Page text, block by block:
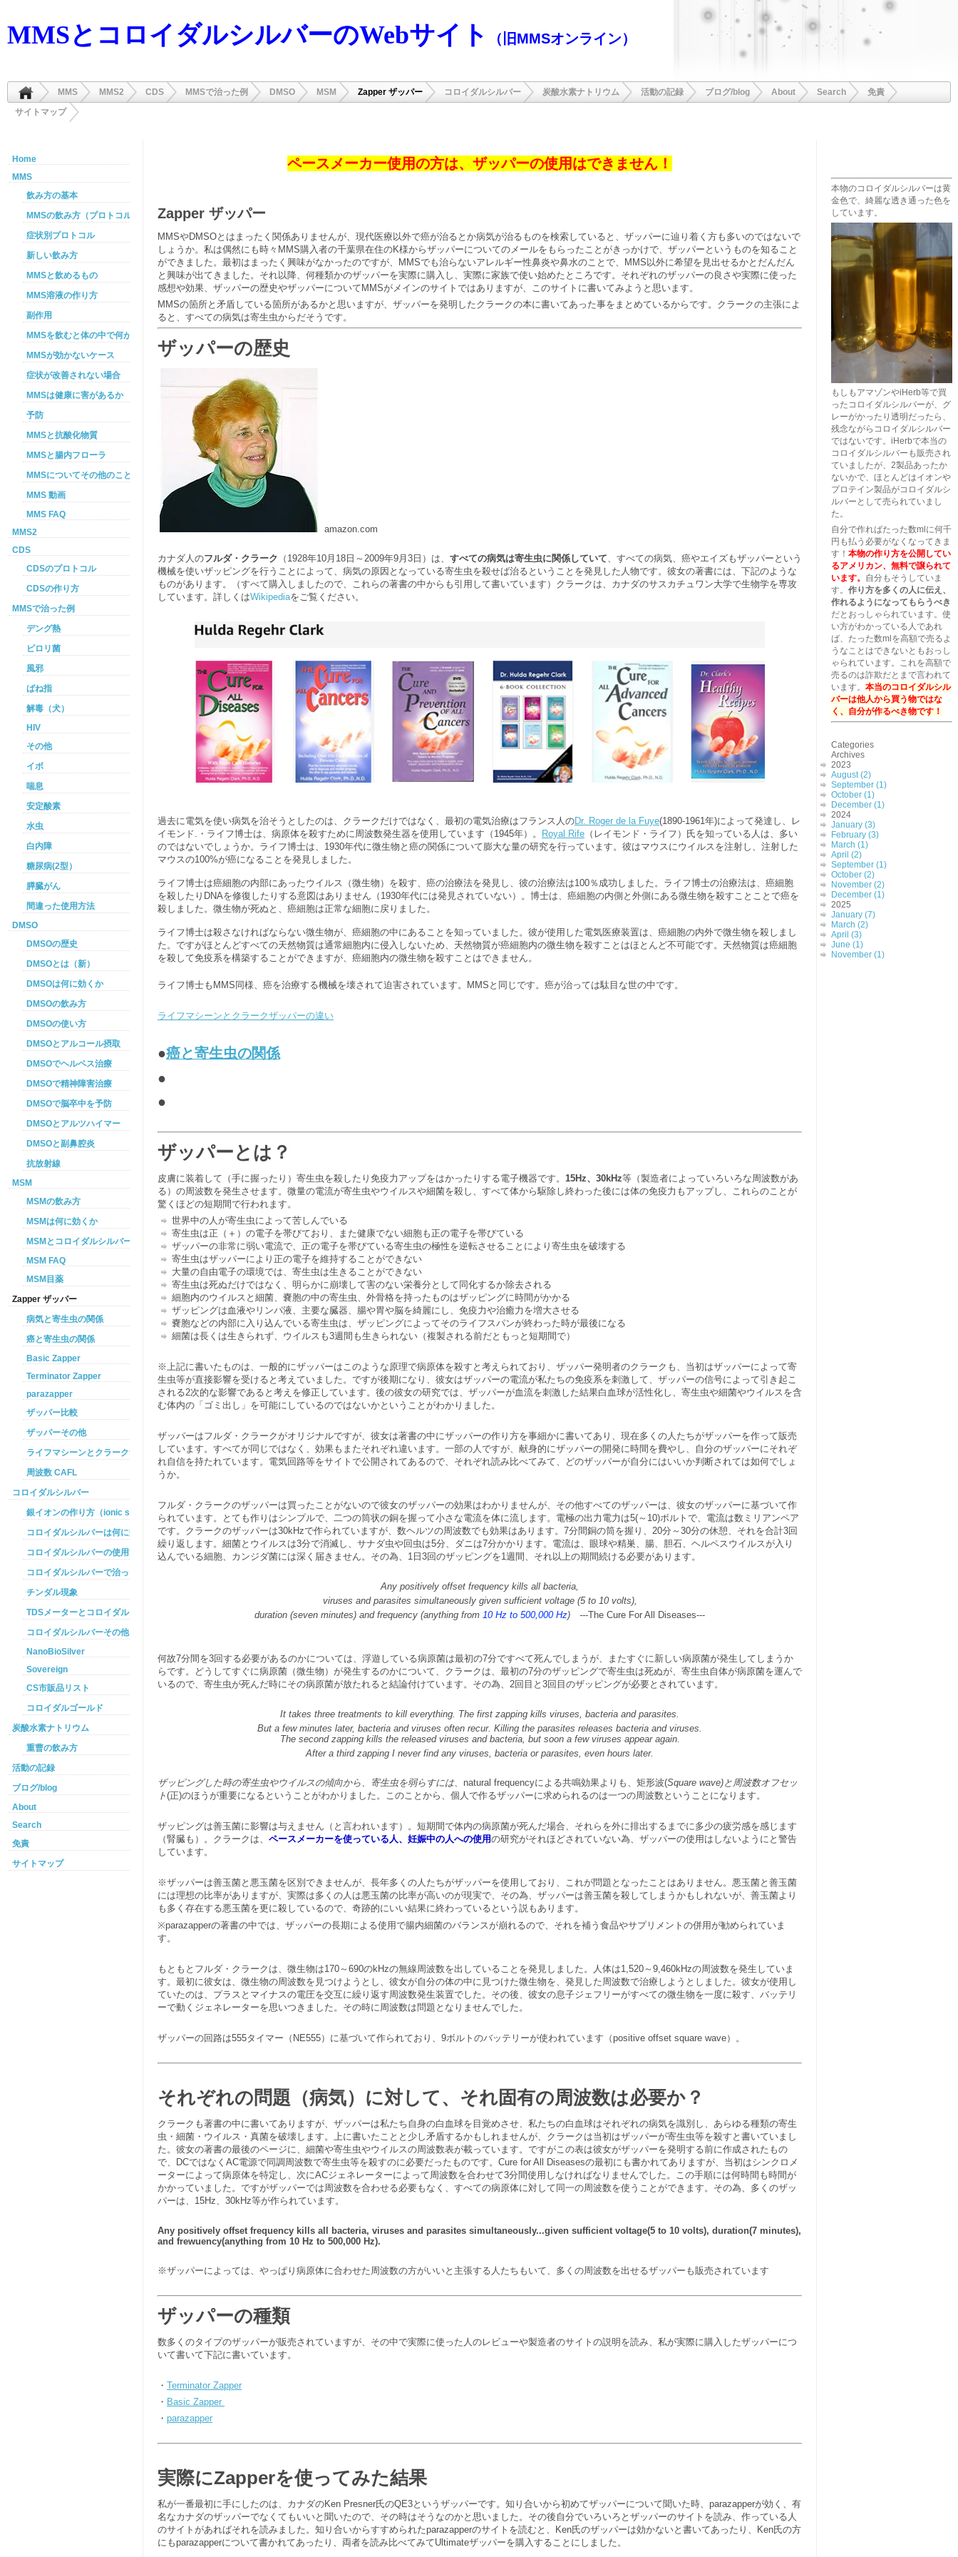
MMSとコロイダルシルバーのWebサイト （旧MMSオンライン）
MMS MMS2 CDS MMSで治った例 DMSO MSM Zapper ザッパー コロイダルシルバー 炭酸水素ナトリウム 活動の記録 ブログ/blog About Search
免責
サイトマップ
ペースメーカー使用の方は、ザッパーの使用はできません！
Zapper ザッパー
MMSやDMSOとはまったく関係ありませんが、現代医療以外で癌が治るとか病気が治るものを検索していると、ザッパーに辿り着く方も多いのではないで
しょうか。私は偶然にも時々MMS購入者の千葉県在住のK様からザッパーについてのメールをもらったことがきっかけで、ザッパーというものを知ること
ができました。最初はまったく興味がなかったのですが、MMSでも治らないアレルギー性鼻炎や鼻水のことで、MMS以外に希望を見出せるかとだんだん
と興味が出てきました。それ以降、何種類かのザッパーを実際に購入し、実際に家族で使い始めたところです。それぞれのザッパーの良さや実際に使った
感想や効果、ザッパーの歴史やザッパーについてMMSがメインのサイトではありますが、このサイトに書いてみようと思います。
MMSの箇所と矛盾している箇所があるかと思いますが、ザッパーを発明したクラークの本に書いてあった事をまとめているからです。クラークの主張によ
ると、すべての病気は寄生虫からだそうです。
ザッパーの歴史
amazon.com
カナダ人のフルダ・クラーク （1928年10月18日～2009年9月3日）は、 すべての病気は寄生虫に関係していて、すべての病気、癌やエイズもザッパーという
機械を使いザッピングを行うことによって、病気の原因となっている寄生虫を殺せば治るということを発見した人物です。彼女の著書には、下記のような
ものがあります。（すべて購入しましたので、これらの著書の中からも引用して書いています）クラークは、カナダのサスカチュワン大学で生物学を専攻
しています。詳しくはWikipediaをご覧ください。
過去に電気を使い病気を治そうとしたのは、クラークだけではなく、最初の電気治療はフランス人のDr. Roger de la Fuye(1890-1961年)によって発達し、レ
イモンド.・ライフ博士は、病原体を殺すために周波数発生器を使用しています（1945年）。
Royal Rife （レイモンド・ライフ）氏を知っている人は、多い
のではないでしょうか。ライフ博士は、1930年代に微生物と癌の関係について膨大な量の研究を行っています。彼はマウスにウイルスを注射し、注射した
マウスの100%が癌になることを発見しました。
ライフ博士は癌細胞の内部にあったウイルス（微生物）を殺す、癌の治療法を発見し、彼の治療法は100％成功しました。ライフ博士の治療法は、癌細胞
を殺したりDNAを修復したりする意図はありません（1930年代には発見されていない）。博士は、癌細胞の内側と外側にある微生物を殺すことことで癌を
殺しました。微生物が死ぬと、癌細胞は正常な細胞に戻りました。
ライフ博士は殺さなければならない微生物が、癌細胞の中にあることを知っていました。彼が使用した電気医療装置は、癌細胞の内外で微生物を殺しまし
た。ですがほとんどすべての天然物質は通常細胞内に侵入しないため、天然物質が癌細胞内の微生物を殺すことはほとんど不可能です。天然物質は癌細胞
を殺して免疫系を構築することができますが、癌細胞内の微生物を殺すことはできません。
ライフ博士もMMS同様、癌を治療する機械を壊されて迫害されています。MMSと同じです。癌が治っては駄目な世の中です。
ライフマシーンとクラークザッパーの違い
●癌と寄生虫の関係
●
●
ザッパーとは？
皮膚に装着して（手に握ったり）寄生虫を殺したり免疫力アップをはかったりする電子機器です。 15Hz、30kHz等（製造者によっていろいろな周波数があ
る）の周波数を発生させます。微量の電流が寄生虫やウイルスや細菌を殺し、すべて体から駆除し終わった後には体の免疫力もアップし、これらのことが
驚くほどの短期間で行われます。
世界中の人が寄生虫によって苦しんでいる
寄生虫は正（＋）の電子を帯びており、また健康でない細胞も正の電子を帯びている
ザッパーの非常に弱い電流で、正の電子を帯びている寄生虫の極性を逆転させることにより寄生虫を破壊する
寄生虫はザッパーにより正の電子を維持することができない
大量の自由電子の環境では、寄生虫は生きることができない
寄生虫は死ぬだけではなく、明らかに崩壊して害のない栄養分として同化するか除去される
細胞内のウイルスと細菌、嚢胞の中の寄生虫、外骨格を持ったものはザッピングに時間がかかる
ザッピングは血液やリンパ液、主要な臓器、腸や胃や脳を綺麗にし、免疫力や治癒力を増大させる
嚢胞などの内部に入り込んでいる寄生虫は、ザッピングによってそのライフスパンが終わった時が最後になる
細菌は長くは生きられず、ウイルスも3週間も生きられない（複製される前だともっと短期間で）
※上記に書いたものは、一般的にザッパーはこのような原理で病原体を殺すと考えられており、ザッパー発明者のクラークも、当初はザッパーによって寄
生虫等が直接影響を受けると考えていました。ですが後期になり、彼女はザッパーの電流が私たちの免疫系を刺激して、ザッパーの信号によって引き起こ
される2次的な影響であると考えを修正しています。後の彼女の研究では、ザッパーが血流を刺激した結果白血球が活性化し、寄生虫や細菌やウイルスを含
む体内の「ゴミ出し」を可能にしているのではないかということがわかりました。
ザッパーはフルダ・クラークがオリジナルですが、彼女は著書の中にザッパーの作り方を事細かに書いてあり、現在多くの人たちがザッパーを作って販売
しています。すべてが同じではなく、効果もまたそれぞれ違います。一部の人ですが、献身的にザッパーの開発に時間を費やし、自分のザッパーにそれぞ
れ自信を持たれています。電気回路等をサイトで公開されてあるので、それぞれ読み比べてみて、どのザッパーが自分にはいいか判断されては如何でしょ
うか。
フルダ・クラークのザッパーは買ったことがないので彼女のザッパーの効果はわかりませんが、その他すべてのザッパーは、彼女のザッパーに基づいて作
られています。とても作りはシンプルで、二つの筒状の銅を握って小さな電流を体に流します。電極の出力電力は5(～10)ボルトで、電流は数ミリアンペア
です。クラークのザッパーは30kHzで作られていますが、数ヘルツの周波数でも効果はあります。7分間銅の筒を握り、20分～30分の休憩、それを合計3回
繰り返します。細菌とウイルスは3分で消滅し、サナダ虫や回虫は5分、ダニは7分かかります。電流は、眼球や精巣、腸、胆石、ヘルペスウイルスが入り
込んでいる細胞、カンジダ菌には深く届きません。その為、1日3回のザッピングを1週間、それ以上の期間続ける必要があります。
Any positively offset frequency kills all bacteria,
viruses and parasites simultaneously given sufficient voltage (5 to 10 volts),
duration (seven minutes) and frequency (anything from 10 Hz to 500,000 Hz) ---The Cure For All Diseases---
何故7分間を3回する必要があるのかについては、浮遊している病原菌は最初の7分ですべて死んでしまうが、またすぐに新しい病原菌が発生してしまうか
らです。どうしてすぐに病原菌（微生物）が発生するのかについて、クラークは、最初の7分のザッピングで寄生虫は死ぬが、寄生虫自体が病原菌を運んで
いるので、寄生虫が死んだ時にその病原菌が放たれると結論付けています。その為、2回目と3回目のザッピングが必要とされています。
It takes three treatments to kill everything. The first zapping kills viruses, bacteria and parasites.
But a few minutes later, bacteria and viruses often recur. Killing the parasites releases bacteria and viruses.
The second zapping kills the released viruses and bacteria, but soon a few viruses appear again.
After a third zapping I never find any viruses, bacteria or parasites, even hours later.
ザッピングした時の寄生虫やウイルスの傾向から、寄生虫を弱らすには、 natural frequencyによる共鳴効果よりも、矩形波(Square wave)と周波数オフセッ
ト(正)のほうが重要になるということがわかりました。このことから、個人で作るザッパーに求められるのは一つの周波数ということになります。
ザッピングは善玉菌に影響は与えません（と言われいます）。短期間で体内の病原菌が死んだ場合、それらを外に排出するまでに多少の疲労感を感じます
（腎臓も）。クラークは、 ペースメーカーを使っている人、妊娠中の人への使用の研究がそれほどされていない為、ザッパーの使用はしないようにと警告
しています。
※ザッパーは善玉菌と悪玉菌を区別できませんが、長年多くの人たちがザッパーを使用しており、これが問題となったことはありません。悪玉菌と善玉菌
には理想の比率がありますが、実際は多くの人は悪玉菌の比率が高いのが現実で、その為、ザッパーは善玉菌を殺してしまうかもしれないが、善玉菌より
も多く存在する悪玉菌を更に殺しているので、奇跡的にいい結果に終わっているという説もあります。
※parazapperの著書の中では、ザッパーの長期による使用で腸内細菌のバランスが崩れるので、それを補う食品やサプリメントの併用が勧められていま
す。
もともとフルダ・クラークは、微生物は170～690のkHzの無線周波数を出していることを発見しました。人体は1,520～9,460kHzの周波数を発生していま
す。最初に彼女は、微生物の周波数を見つけようとし、彼女が自分の体の中に見つけた微生物を、発見した周波数で治療しようとしました。彼女が使用し
ていたのは、プラスとマイナスの電圧を交互に繰り返す周波数発生装置でした。その後、彼女の息子ジェフリーがすべての微生物を一度に殺す、バッテリ
ーで動くジェネレーターを思いつきました。その時に周波数は問題となりませんでした。
ザッパーの回路は555タイマー（NE555）に基づいて作られており、9ボルトのバッテリーが使われています（positive offset square wave）。
それぞれの問題（病気）に対して、それ固有の周波数は必要か？
クラークも著書の中に書いてありますが、ザッパーは私たち自身の白血球を目覚めさせ、私たちの白血球はそれぞれの病気を識別し、あらゆる種類の寄生
虫・細菌・ウイルス・真菌を破壊します。上に書いたことと少し矛盾するかもしれませんが、クラークは当初はザッパーが寄生虫等を殺すと書いていまし
た。彼女の著書の最後のページに、細菌や寄生虫やウイルスの周波数表が載っています。ですがこの表は彼女がザッパーを発明する前に作成されたもの
で、DCではなくAC電源で同調周波数で寄生虫等を殺すのに必要だったものです。Cure for All Diseasesの最初にも書かれてありますが、当初はシンクロメ
ーターによって病原体を特定し、次にACジェネレーターによって周波数を合わせて3分間使用しなければなりませんでした。この手順には何時間も時間が
かかっていました。ですがザッパーでは周波数を合わせる必要もなく、すべての病原体に対して同一の周波数を使うことができます。その為、多くのザッ
パーは、15Hz、30kHz等が作られています。
Any positively offset frequency kills all bacteria, viruses and parasites simultaneously...given sufficient voltage(5 to 10 volts), duration(7 minutes),
and frewuency(anything from 10 Hz to 500,000 Hz).
※ザッパーによっては、やっぱり病原体に合わせた周波数の方がいいと主張する人たちもいて、多くの周波数を出せるザッパーも販売されています
ザッパーの種類
数多くのタイプのザッパーが販売されていますが、その中で実際に使った人のレビューや製造者のサイトの説明を読み、私が実際に購入したザッパーにつ
いて書いて下記に書いています。
・ Terminator Zapper
・ Basic Zapper
・ parazapper
実際にZapperを使ってみた結果
私が一番最初に手にしたのは、カナダのKen Presner氏のQE3というザッパーです。知り合いから初めてザッパーについて聞いた時、parazapperが効く、有
名なカナダのザッパーでなくてもいいと聞いたので、その時はそうなのかと思いました。その後自分でいろいろとザッパーのサイトを読み、作っている人
のサイトがあればそれを読みました。知り合いからすすめられたparazapperのサイトを読むと、Ken氏のザッパーは効かないと書いてあったり、Ken氏の方
にもparazapperについて書かれてあったり、両者を読み比べてみてUltimateザッパーを購入することにしました。
Home
MMS
飲み方の基本
MMSの飲み方（プロトコル）
症状別プロトコル
新しい飲み方
MMSと飲めるもの
MMS溶液の作り方
副作用
MMSを飲むと体の中で何が起こるか
MMSが効かないケース
症状が改善されない場合
MMSは健康に害があるか
予防
MMSと抗酸化物質
MMSと腸内フローラ
MMSについてその他のこと
MMS 動画
MMS FAQ
MMS2
CDS
CDSのプロトコル
CDSの作り方
MMSで治った例
デング熱
ピロリ菌
風邪
ばね指
解毒（犬）
HIV
その他
イボ
喘息
安定酸素
水虫
白内障
糖尿病(2型）
膵臓がん
間違った使用方法
DMSO
DMSOの歴史
DMSOとは（新）
DMSOは何に効くか
DMSOの飲み方
DMSOの使い方
DMSOとアルコール摂取
DMSOでヘルペス治療
DMSOで精神障害治療
DMSOで脳卒中を予防
DMSOとアルツハイマー
DMSOと副鼻腔炎
抗放射線
MSM
MSMの飲み方
MSMは何に効くか
MSMとコロイダルシルバーを使った癌プロトコル
MSM FAQ
MSM目薬
Zapper ザッパー
病気と寄生虫の関係
癌と寄生虫の関係
Basic Zapper
Terminator Zapper
parazapper
ザッパー比較
ザッパーその他
ライフマシーンとクラークザッパーの違い
周波数 CAFL
コロイダルシルバー
銀イオンの作り方（ionic silver ）
コロイダルシルバーは何に効くのか
コロイダルシルバーの使用方法
コロイダルシルバーで治った例
チンダル現象
TDSメーターとコロイダルシルバー
コロイダルシルバーその他
NanoBioSilver
Sovereign
CS市販品リスト
コロイダルゴールド
炭酸水素ナトリウム
重曹の飲み方
活動の記録
ブログ/blog
About
Search
免責
サイトマップ
本物のコロイダルシルバーは黄
金色で、綺麗な透き通った色を
しています。
もしもアマゾンやiHerb等で買
ったコロイダルシルバーが、グ
レーがかったり透明だったら、
残念ながらコロイダルシルバー
ではないです。iHerbで本当の
コロイダルシルバーも販売され
ていましたが、2製品あったか
ないかで、ほとんどはイオンや
プロテイン製品がコロイダルシ
ルバーとして売られていまし
た。
自分で作ればたった数mlに何千
円も払う必要がなくなってきま
す！ 本物の作り方を公開してい
るアメリカン、無料で譲られて
います。 自分もそうしていま
す。 作り方を多くの人に伝え、
作れるようになってもらうべき
だとおっしゃられています。使
い方がわかっている人であれ
ば、たった数mlを高額で売るよ
うなことはできないともおっし
ゃられています。これを高額で
売るのは詐欺だとまで言われて
います。 本当のコロイダルシル
バーは他人から買う物ではな
く、自分が作るべき物です！
Categories
Archives
2023
August (2)
September (1)
October (1)
December (1)
2024
January (3)
February (3)
March (1)
April (2)
September (1)
October (2)
November (2)
December (1)
2025
January (7)
March (2)
April (3)
June (1)
November (1)